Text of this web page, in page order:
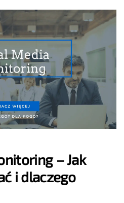
– Jak
i dlaczego